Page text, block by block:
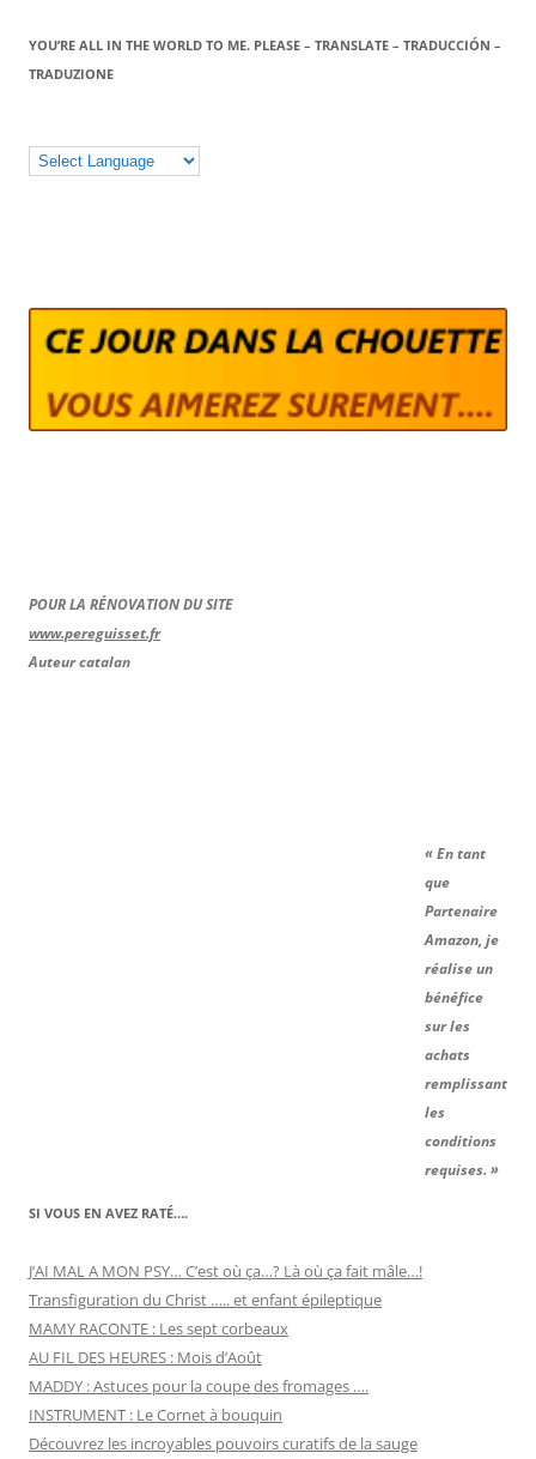
YOU’RE ALL IN THE WORLD TO ME. PLEASE – TRANSLATE – TRADUCCIÓN –
TRADUZIONE
POUR LA RÉNOVATION DU SITE
www.pereguisset.fr
Auteur catalan
« En tant
que
Partenaire
Amazon, je
réalise un
bénéfice
sur les
achats
remplissant
les
conditions
requises. »
SI VOUS EN AVEZ RATÉ….
J’AI MAL A MON PSY… C’est où ça…? Là où ça fait mâle…!
Transfiguration du Christ ….. et enfant épileptique
MAMY RACONTE : Les sept corbeaux
AU FIL DES HEURES : Mois d’Août
MADDY : Astuces pour la coupe des fromages ….
INSTRUMENT : Le Cornet à bouquin
Découvrez les incroyables pouvoirs curatifs de la sauge